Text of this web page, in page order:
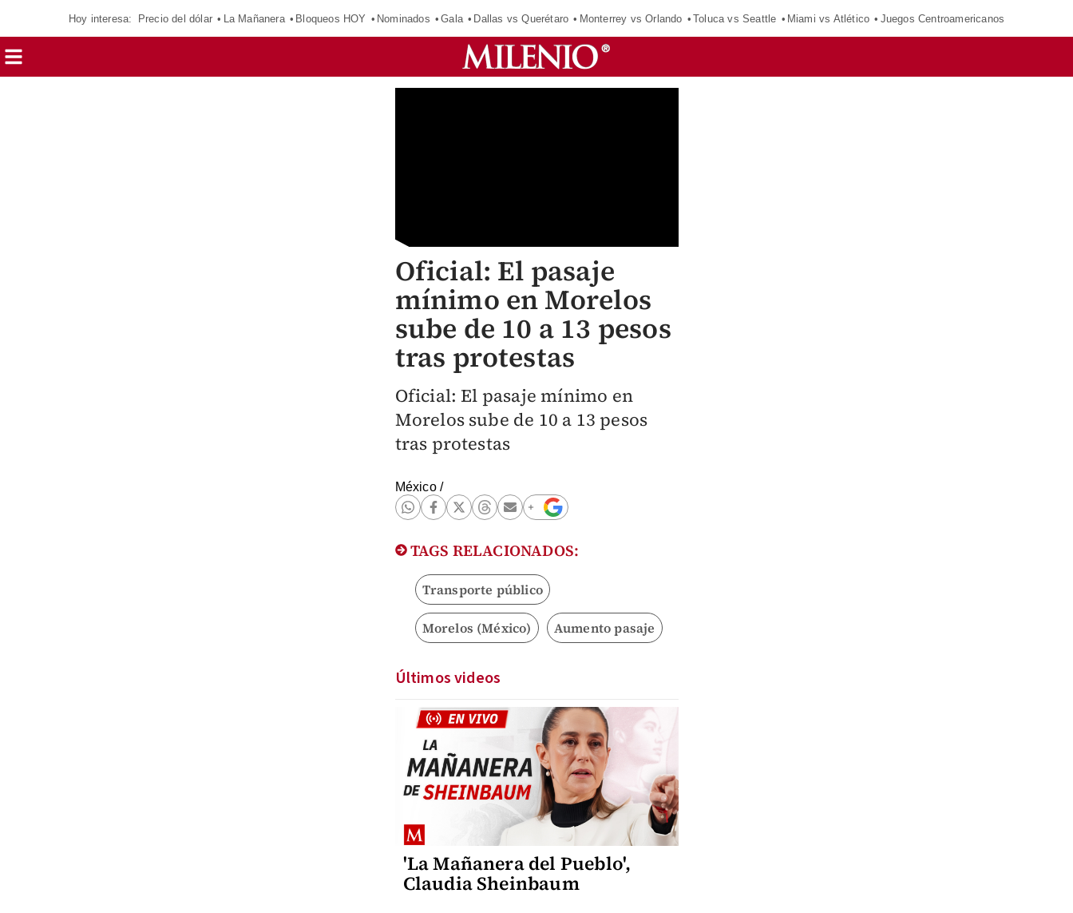
Hoy interesa: Precio del dólar La Mañanera Bloqueos HOY Nominados Gala Dallas vs Querétaro Monterrey vs Orlando Toluca vs Seattle Miami vs Atlético Juegos Centroamericanos
Oficial: El pasaje
mínimo en Morelos
sube de 10 a 13 pesos
tras protestas
Oficial: El pasaje mínimo en
Morelos sube de 10 a 13 pesos
tras protestas
México/
TAGS RELACIONADOS:
Transporte público
Morelos (México) Aumento pasaje
Últimos videos
'La Mañanera del Pueblo',
Claudia Sheinbaum